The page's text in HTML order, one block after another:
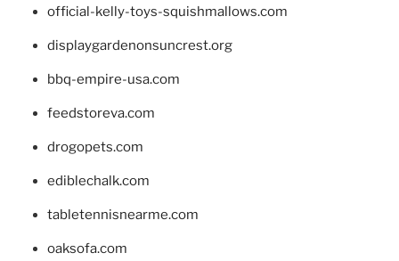
official-kelly-toys-squishmallows.com
displaygardenonsuncrest.org
bbq-empire-usa.com
feedstoreva.com
drogopets.com
ediblechalk.com
tabletennisnearme.com
oaksofa.com